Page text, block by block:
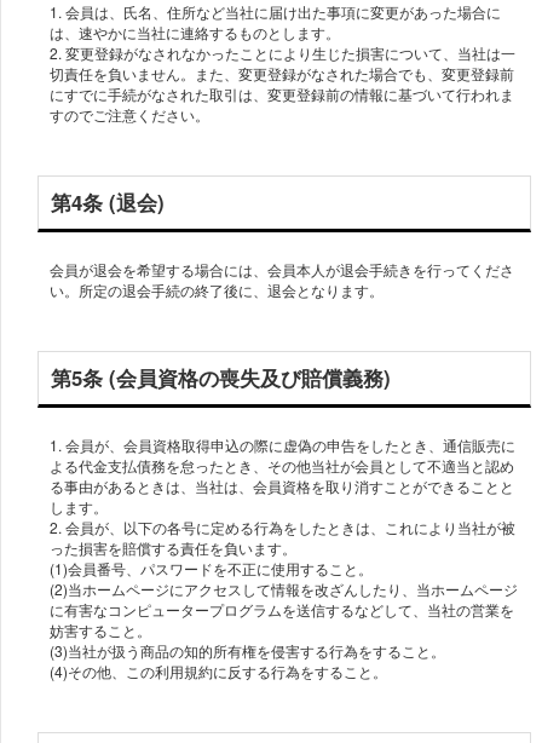
1. 会員は、氏名、住所など当社に届け出た事項に変更があった場合に
は、速やかに当社に連絡するものとします。
2. 変更登録がなされなかったことにより生じた損害について、当社は一
切責任を負いません。また、変更登録がなされた場合でも、変更登録前
にすでに手続がなされた取引は、変更登録前の情報に基づいて行われま
すのでご注意ください。
第4条 (退会)
会員が退会を希望する場合には、会員本人が退会手続きを行ってくださ
い。所定の退会手続の終了後に、退会となります。
第5条 (会員資格の喪失及び賠償義務)
1. 会員が、会員資格取得申込の際に虚偽の申告をしたとき、通信販売に
よる代金支払債務を怠ったとき、その他当社が会員として不適当と認め
る事由があるときは、当社は、会員資格を取り消すことができることと
します。
2. 会員が、以下の各号に定める行為をしたときは、これにより当社が被
った損害を賠償する責任を負います。
(1)会員番号、パスワードを不正に使用すること。
(2)当ホームページにアクセスして情報を改ざんしたり、当ホームページ
に有害なコンピュータープログラムを送信するなどして、当社の営業を
妨害すること。
(3)当社が扱う商品の知的所有権を侵害する行為をすること。
(4)その他、この利用規約に反する行為をすること。